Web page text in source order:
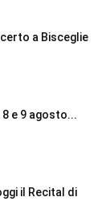
a Bisceglie
8 e 9 agosto...
il Recital di